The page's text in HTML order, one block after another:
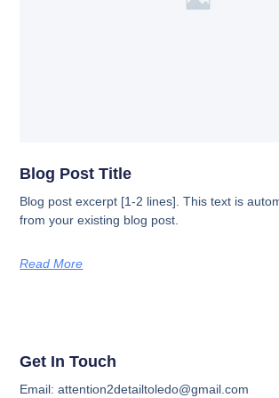
Blog Post Title
Blog post excerpt [1-2 lines]. This text is
from your existing blog post.
Read More
Get In Touch
Email: attention2detailtoledo@gmail.com